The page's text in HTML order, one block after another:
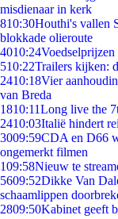
misdienaar in kerk
810:30Houthi's vallen
blokkade olieroute
4010:24
510:22Trailers kijken:
2410:18Vier
van Breda
1810:11Long live the
2410:03Italië hindert
3009:59CDA en D66
ongemerkt filmen
109:58Nieuw te
5609:52Dikke Van
schaamlippen
2809:50Kabinet geeft